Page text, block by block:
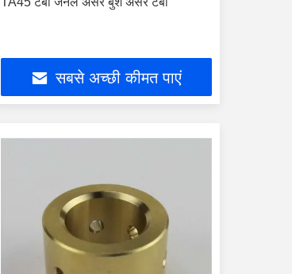
सबसे अच्छी कीमत पाएं